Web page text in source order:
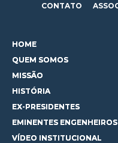
CONTATO
HOME
QUEM SOMOS
MISSÃO
HISTÓRIA
EX-PRESIDENTES
EMINENTES
VÍDEO INSTITUCIONAL